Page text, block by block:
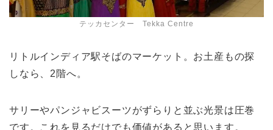
テッカセンター Tekka Centre
リトルインディア駅そばのマーケット。お土産もの探
しなら、2階へ。
サリーやパンジャビスーツがずらりと並ぶ光景は圧巻
です。これを見るだけでも価値があると思います。